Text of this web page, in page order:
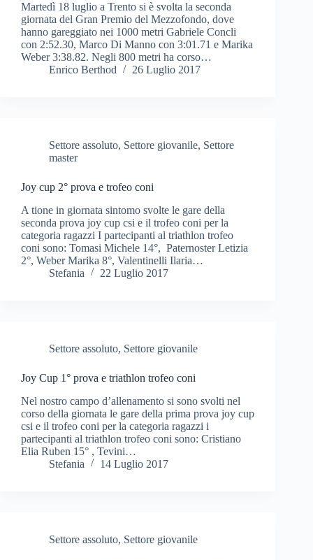
Martedì 18 luglio a Trento si è svolta la seconda
giornata del Gran Premio del Mezzofondo, dove
hanno gareggiato nei 1000 metri Gabriele Concli
con 2:52.30, Marco Di Manno con 3:01.71 e Marika
Weber 3:38.82. Negli 800 metri ha corso…
Enrico Berthod
26 Luglio 2017
Settore assoluto, Settore giovanile, Settore
master
Joy cup 2° prova e trofeo coni
A tione in giornata sintomo svolte le gare della
seconda prova joy cup csi e il trofeo coni per la
categoria ragazzi I partecipanti al triathlon trofeo
coni sono: Tomasi Michele 14°, Paternoster Letizia
2°, Weber Marika 8°, Valentinelli Ilaria…
Stefania
22 Luglio 2017
Settore assoluto, Settore giovanile
Joy Cup 1° prova e triathlon trofeo coni
Nel nostro campo d’allenamento si sono svolti nel
corso della giornata le gare della prima prova joy cup
csi e il trofeo coni per la categoria ragazzi i
partecipanti al triathlon trofeo coni sono: Cristiano
Elia Ruben 15° , Tevini…
Stefania
14 Luglio 2017
Settore assoluto, Settore giovanile